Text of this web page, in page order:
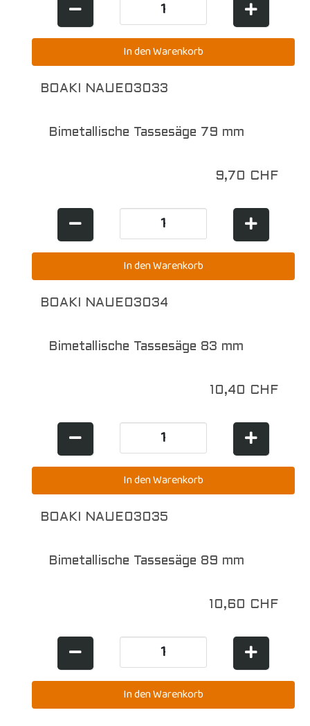
BOAKI NAUE03033
Bimetallische Tassesäge 79 mm
9,70 CHF
BOAKI NAUE03034
Bimetallische Tassesäge 83 mm
10,40 CHF
BOAKI NAUE03035
Bimetallische Tassesäge 89 mm
10,60 CHF